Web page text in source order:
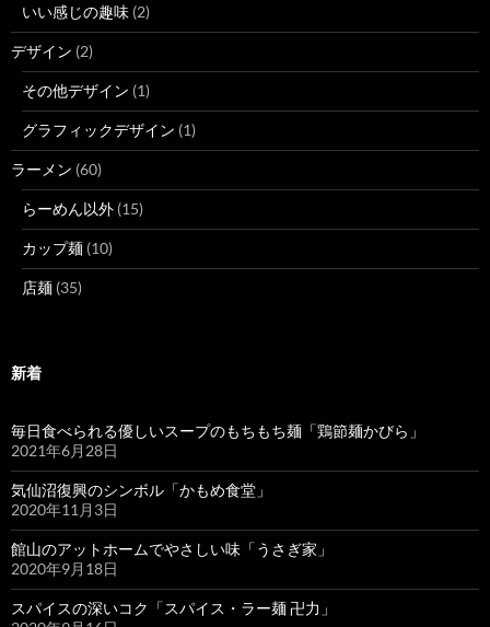
いい感じの趣味 (2)
デザイン (2)
その他デザイン (1)
グラフィックデザイン (1)
ラーメン (60)
らーめん以外 (15)
カップ麺 (10)
店麺 (35)
新着
毎日食べられる優しいスープのもちもち麺「鶏節麺かびら」
2021年6月28日
気仙沼復興のシンボル「かもめ食堂」
2020年11月3日
館山のアットホームでやさしい味「うさぎ家」
2020年9月18日
スパイスの深いコク「スパイス・ラー麺 卍力」